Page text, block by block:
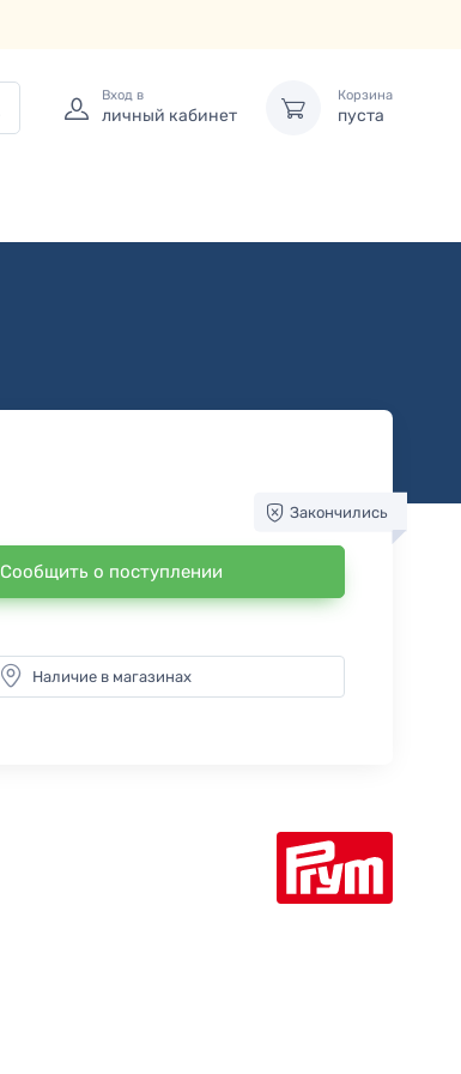
Вход в
личный кабинет
Корзина
пуста
Закончились
Сообщить о поступлении
Наличие в магазинах